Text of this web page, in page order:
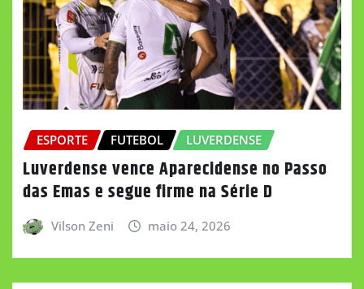
ESPORTE FUTEBOL LUVERDENSE
Luverdense vence Aparecidense no Passo
das Emas e segue firme na Série D
Vilson Zeni maio 24, 2026